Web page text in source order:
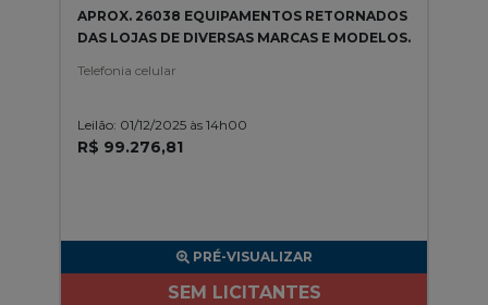
APROX. 26038 EQUIPAMENTOS RETORNADOS
DAS LOJAS DE DIVERSAS MARCAS E MODELOS.
Telefonia celular
Leilão: 01/12/2025 às 14h00
R$ 99.276,81
PRÉ-VISUALIZAR
SEM LICITANTES